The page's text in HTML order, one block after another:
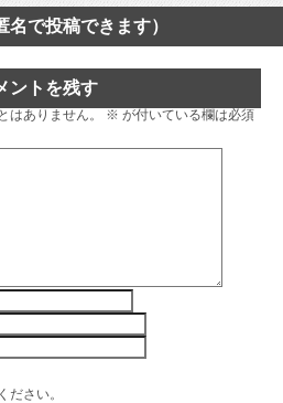
名で投稿できます）
ントを残す
はありません。 ※ が付いている欄は必須
ださい。